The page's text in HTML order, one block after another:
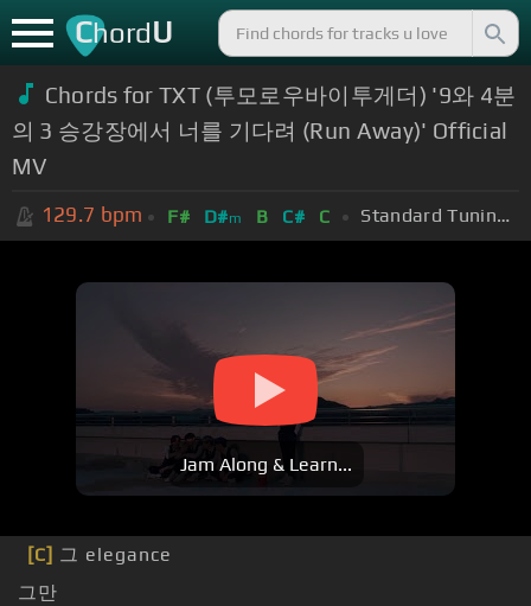
ChordU
Chords for TXT (투모로우바이투게더) '9와 4분
의 3 승강장에서 너를 기다려 (Run Away)' Official
MV
129.7 bpm F# D#m B C# C Standard Tuning (EADGBE)
Jam Along & Learn...
[C] 그 elegance
그만